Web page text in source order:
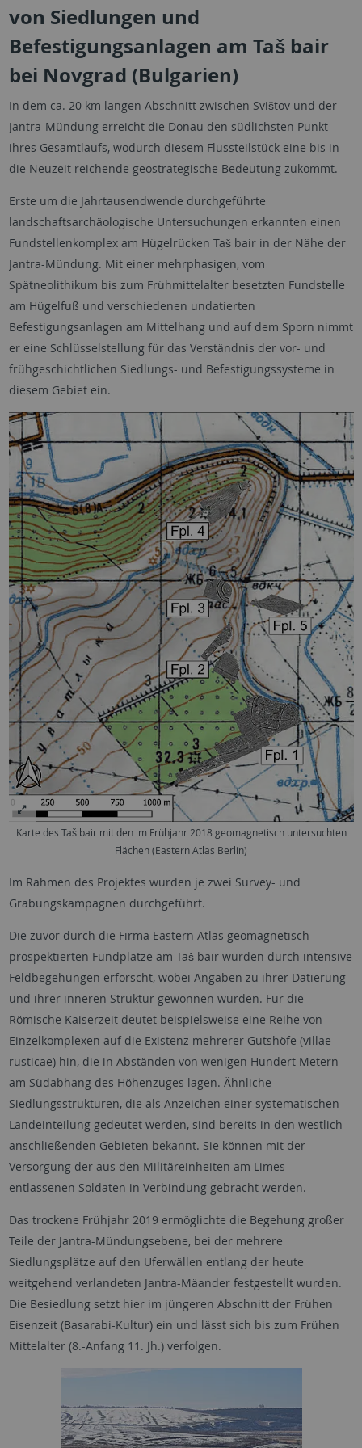
von Siedlungen und
Befestigungsanlagen am Taš bair
bei Novgrad (Bulgarien)
In dem ca. 20 km langen Abschnitt zwischen Svištov und der
Jantra-Mündung erreicht die Donau den südlichsten Punkt
ihres Gesamtlaufs, wodurch diesem Flussteilstück eine bis in
die Neuzeit reichende geostrategische Bedeutung zukommt.
Erste um die Jahrtausendwende durchgeführte
landschaftsarchäologische Untersuchungen erkannten einen
Fundstellenkomplex am Hügelrücken Taš bair in der Nähe der
Jantra-Mündung. Mit einer mehrphasigen, vom
Spätneolithikum bis zum Frühmittelalter besetzten Fundstelle
am Hügelfuß und verschiedenen undatierten
Befestigungsanlagen am Mittelhang und auf dem Sporn nimmt
er eine Schlüsselstellung für das Verständnis der vor- und
frühgeschichtlichen Siedlungs- und Befestigungssysteme in
diesem Gebiet ein.
Karte des Taš bair mit den im Frühjahr 2018 geomagnetisch untersuchten
Flächen (Eastern Atlas Berlin)
Im Rahmen des Projektes wurden je zwei Survey- und
Grabungskampagnen durchgeführt.
Die zuvor durch die Firma Eastern Atlas geomagnetisch
prospektierten Fundplätze am Taš bair wurden durch intensive
Feldbegehungen erforscht, wobei Angaben zu ihrer Datierung
und ihrer inneren Struktur gewonnen wurden. Für die
Römische Kaiserzeit deutet beispielsweise eine Reihe von
Einzelkomplexen auf die Existenz mehrerer Gutshöfe (villae
rusticae) hin, die in Abständen von wenigen Hundert Metern
am Südabhang des Höhenzuges lagen. Ähnliche
Siedlungsstrukturen, die als Anzeichen einer systematischen
Landeinteilung gedeutet werden, sind bereits in den westlich
anschließenden Gebieten bekannt. Sie können mit der
Versorgung der aus den Militäreinheiten am Limes
entlassenen Soldaten in Verbindung gebracht werden.
Das trockene Frühjahr 2019 ermöglichte die Begehung großer
Teile der Jantra-Mündungsebene, bei der mehrere
Siedlungsplätze auf den Uferwällen entlang der heute
weitgehend verlandeten Jantra-Mäander festgestellt wurden.
Die Besiedlung setzt hier im jüngeren Abschnitt der Frühen
Eisenzeit (Basarabi-Kultur) ein und lässt sich bis zum Frühen
Mittelalter (8.-Anfang 11. Jh.) verfolgen.